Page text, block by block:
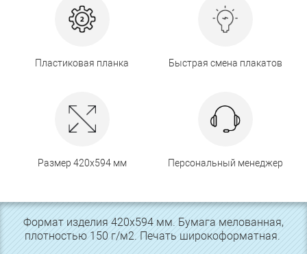
Пластиковая планка Быстрая смена плакатов
Размер 420х594 мм Персональный менеджер
Формат изделия 420х594 мм. Бумага мелованная,
плотностью 150 г/м2. Печать широкоформатная.